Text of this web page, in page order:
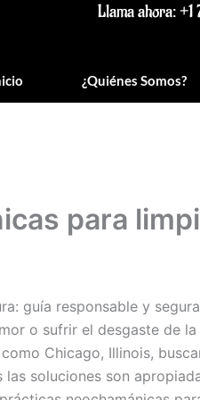
Llama ahora:
¿Quiénes Somos?
para
guía responsable y segura
o sufrir el desgaste de
Chicago, Illinois,
soluciones son